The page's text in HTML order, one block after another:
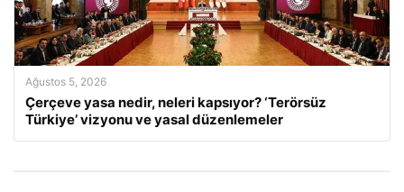
Ağustos 5, 2026
Çerçeve yasa nedir, neleri kapsıyor? ‘Terörsüz
Türkiye’ vizyonu ve yasal düzenlemeler